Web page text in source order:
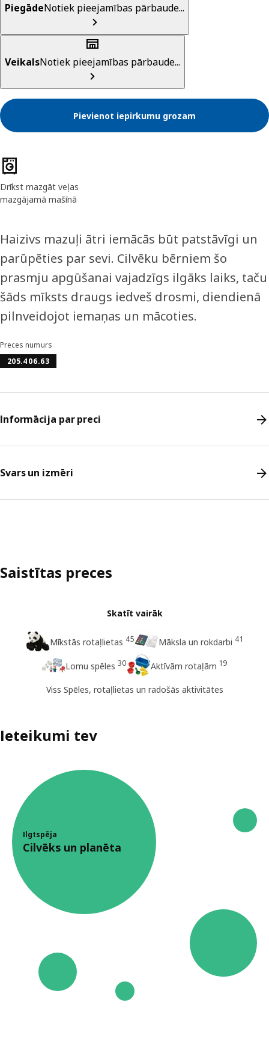
PiegādeNotiek pieejamības pārbaude...
VeikalsNotiek pieejamības pārbaude...
Pievienot iepirkumu grozam
Preces īpašības
Drīkst mazgāt veļas
mazgājamā mašīnā
Haizivs mazuļi ātri iemācās būt patstāvīgi un
parūpēties par sevi. Cilvēku bērniem šo
prasmju apgūšanai vajadzīgs ilgāks laiks, taču
šāds mīksts draugs iedveš drosmi, diendienā
pilnveidojot iemaņas un mācoties.
Preces numurs
205.406.63
Informācija par preci
Svars un izmēri
Saistītas preces
Skatīt vairāk
Mīkstās rotaļlietas 45 Māksla un rokdarbi 41
Lomu spēles 30 Aktīvām rotaļām 19
Viss Spēles, rotaļlietas un radošās aktivitātes
Ieteikumi tev
Ilgtspēja
Cilvēks un planēta